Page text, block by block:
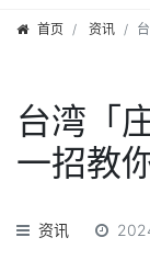
首页 资讯
台湾「
一招教
资讯